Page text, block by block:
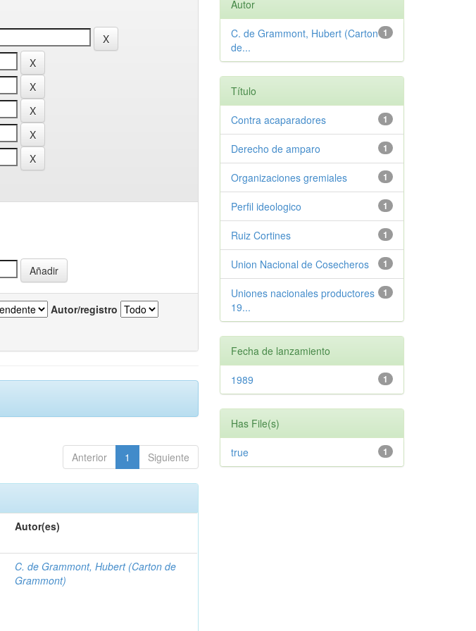
Autor/registro
Anterior 1 Siguiente
Autor(es)
C. de Grammont, Hubert (Carton de
Grammont)
Autor
1
C. de Grammont, Hubert (Carton
de...
Título
1
Contra acaparadores
1
Derecho de amparo
1
Organizaciones gremiales
1
Perfil ideologico
1
Ruiz Cortines
1
Union Nacional de Cosecheros
1
Uniones nacionales productores
19...
Fecha de lanzamiento
1
1989
Has File(s)
1
true